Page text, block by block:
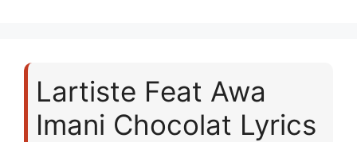
Lartiste Feat Awa
Imani Chocolat Lyrics